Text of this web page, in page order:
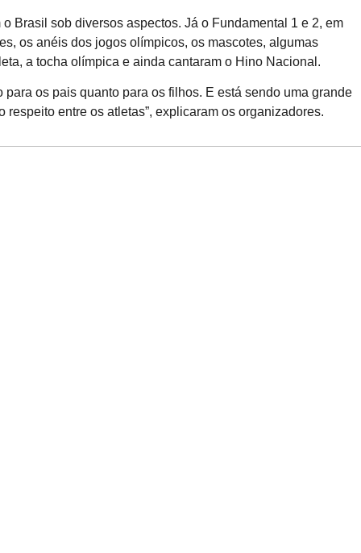
Brasil sob diversos aspectos. Já o Fundamental 1 e 2, em
os anéis dos jogos olímpicos, os mascotes, algumas
a tocha olímpica e ainda cantaram o Hino Nacional.
os pais quanto para os filhos. E está sendo uma grande
entre os atletas”, explicaram os organizadores.